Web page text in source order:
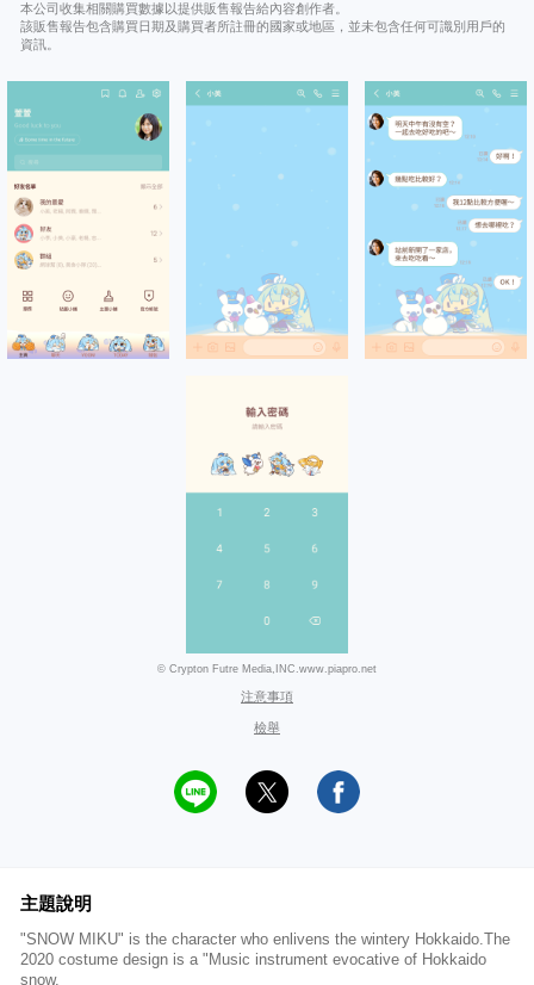
本公司收集相關購買數據以提供販售報告給內容創作者。
該販售報告包含購買日期及購買者所註冊的國家或地區，並未包含任何可識別用戶的
資訊。
© Crypton Futre Media,INC.www.piapro.net
注意事項
檢舉
主題說明
"SNOW MIKU" is the character who enlivens the wintery Hokkaido.The
2020 costume design is a "Music instrument evocative of Hokkaido
snow.